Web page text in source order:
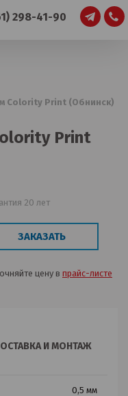
298-41-90
Colority Print (Обнинск)
Print
20 лет
ЗАКАЗАТЬ
цену в прайс-листе
И МОНТАЖ
0,5 мм